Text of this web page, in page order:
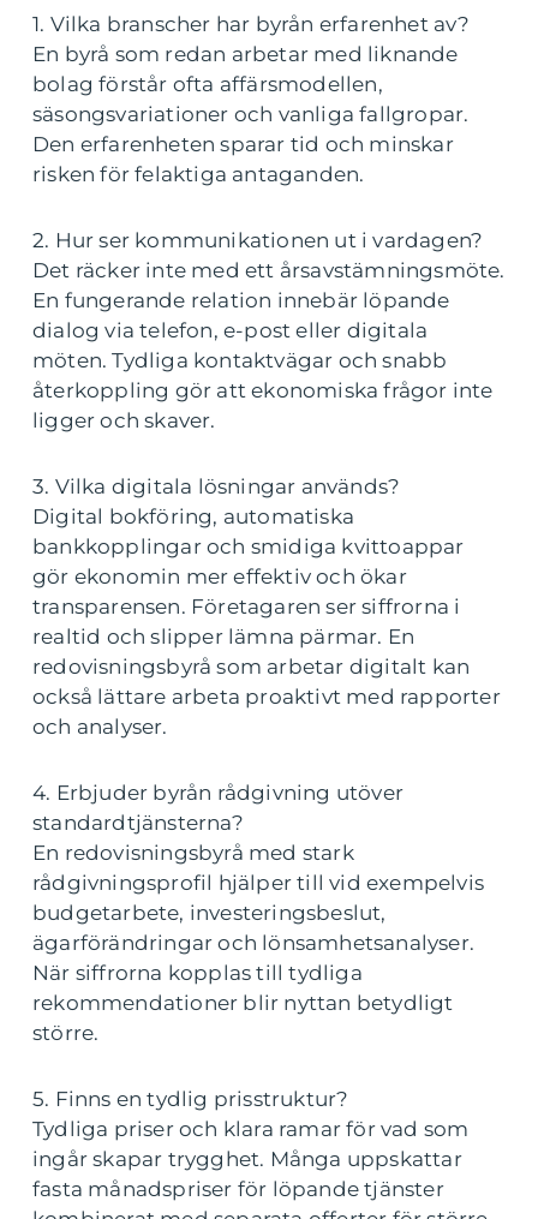
1. Vilka branscher har byrån erfarenhet av?
En byrå som redan arbetar med liknande
bolag förstår ofta affärsmodellen,
säsongsvariationer och vanliga fallgropar.
Den erfarenheten sparar tid och minskar
risken för felaktiga antaganden.
2. Hur ser kommunikationen ut i vardagen?
Det räcker inte med ett årsavstämningsmöte.
En fungerande relation innebär löpande
dialog via telefon, e-post eller digitala
möten. Tydliga kontaktvägar och snabb
återkoppling gör att ekonomiska frågor inte
ligger och skaver.
3. Vilka digitala lösningar används?
Digital bokföring, automatiska
bankkopplingar och smidiga kvittoappar
gör ekonomin mer effektiv och ökar
transparensen. Företagaren ser siffrorna i
realtid och slipper lämna pärmar. En
redovisningsbyrå som arbetar digitalt kan
också lättare arbeta proaktivt med rapporter
och analyser.
4. Erbjuder byrån rådgivning utöver
standardtjänsterna?
En redovisningsbyrå med stark
rådgivningsprofil hjälper till vid exempelvis
budgetarbete, investeringsbeslut,
ägarförändringar och lönsamhetsanalyser.
När siffrorna kopplas till tydliga
rekommendationer blir nyttan betydligt
större.
5. Finns en tydlig prisstruktur?
Tydliga priser och klara ramar för vad som
ingår skapar trygghet. Många uppskattar
fasta månadspriser för löpande tjänster